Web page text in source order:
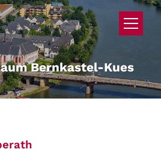
Bernkastel-Kues